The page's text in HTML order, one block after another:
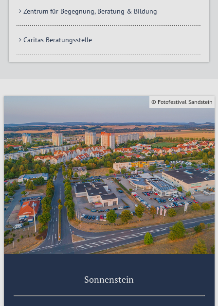
Zentrum für Begegnung, Beratung & Bildung
Caritas Beratungsstelle
© Fotofestival Sandstein
Sonnenstein